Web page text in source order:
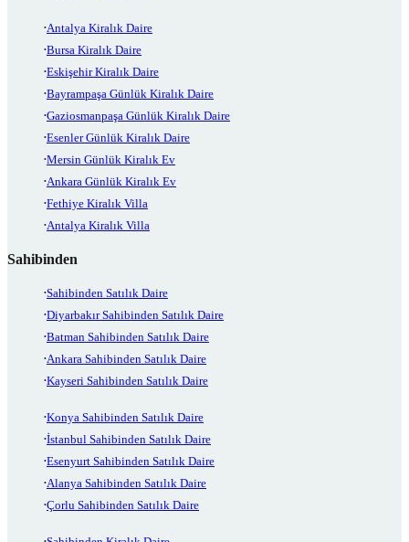
Antalya Kiralık Daire
Bursa Kiralık Daire
Eskişehir Kiralık Daire
Bayrampaşa Günlük Kiralık Daire
Gaziosmanpaşa Günlük Kiralık Daire
Esenler Günlük Kiralık Daire
Mersin Günlük Kiralık Ev
Ankara Günlük Kiralık Ev
Fethiye Kiralık Villa
Antalya Kiralık Villa
Sahibinden
Sahibinden Satılık Daire
Diyarbakır Sahibinden Satılık Daire
Batman Sahibinden Satılık Daire
Ankara Sahibinden Satılık Daire
Kayseri Sahibinden Satılık Daire
Konya Sahibinden Satılık Daire
İstanbul Sahibinden Satılık Daire
Esenyurt Sahibinden Satılık Daire
Alanya Sahibinden Satılık Daire
Çorlu Sahibinden Satılık Daire